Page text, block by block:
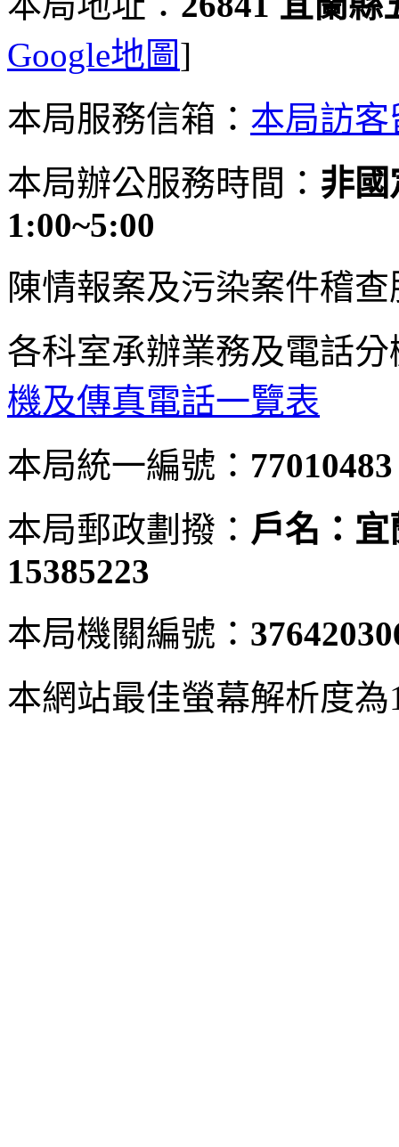
Google地圖]
本局服務信箱： 本局訪客
本局辦公服務時間： 非國
1:00~5:00
陳情報案及污染案件稽
各科室承辦業務及電話分
機及傳真電話一覽表
本局統一編號： 77010483
本局郵政劃撥： 戶名：
15385223
本局機關編號：
本網站最佳螢幕解析度